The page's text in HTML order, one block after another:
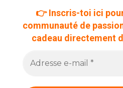
👉Inscris-toi ici
communauté de
cadeau directement